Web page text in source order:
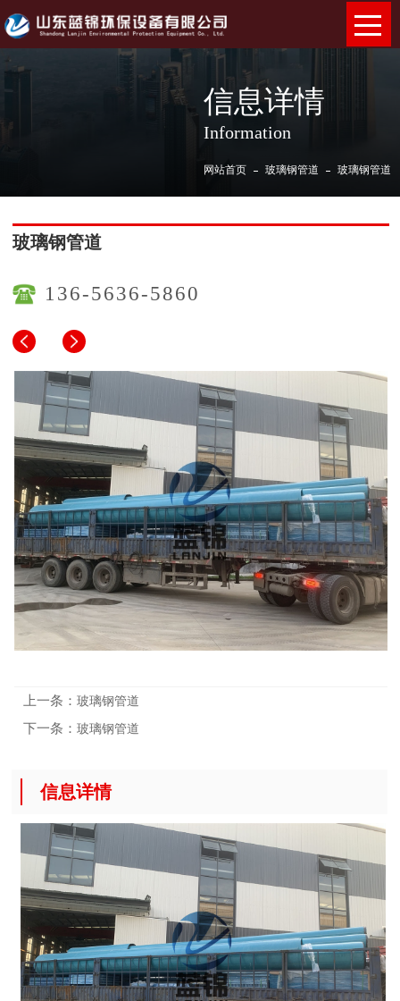
信息详情
Information
网站首页 玻璃钢管道 玻璃钢管道
玻璃钢管道
136-5636-5860
上一条：玻璃钢管道
下一条：玻璃钢管道
信息详情